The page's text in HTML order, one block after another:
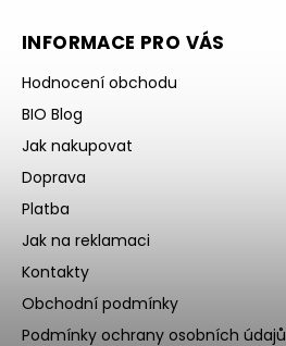
INFORMACE PRO VÁS
Hodnocení obchodu
BIO Blog
Jak nakupovat
Doprava
Platba
Jak na reklamaci
Kontakty
Obchodní podmínky
Podmínky ochrany osobních údajů